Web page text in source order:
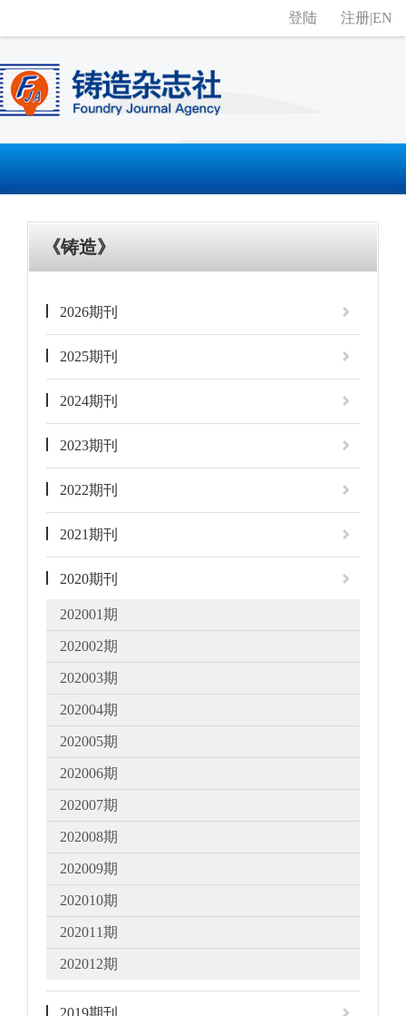
登陆 注册|EN
《铸造》
2026期刊
2025期刊
2024期刊
2023期刊
2022期刊
2021期刊
2020期刊
202001期
202002期
202003期
202004期
202005期
202006期
202007期
202008期
202009期
202010期
202011期
202012期